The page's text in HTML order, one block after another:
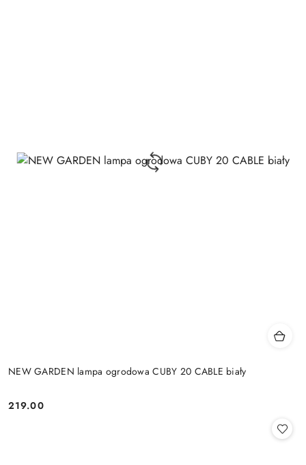
NEW GARDEN lampa ogrodowa CUBY 20 CABLE biały
Cena:
219.00